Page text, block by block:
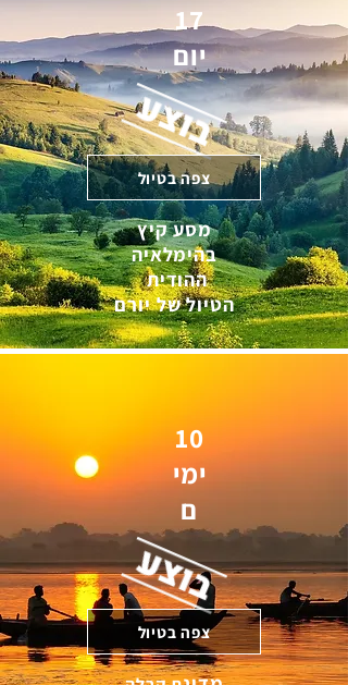
17
יום
צפה בטיול
מסע קיץ
בהימלאיה
ההודית
הטיול של יורם
10
ימי
ם
צפה בטיול